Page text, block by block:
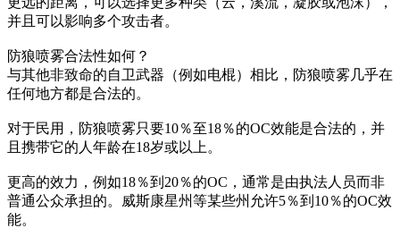
并且可以影响多个攻击者。
防狼喷雾合法性如何？
与其他非致命的自卫武器（例如电棍）相比，防狼喷雾几乎在
任何地方都是合法的。
对于民用，防狼喷雾只要10％至18％的OC效能是合法的，并
且携带它的人年龄在18岁或以上。
更高的效力，例如18％到20％的OC，通常是由执法人员而非
普通公众承担的。威斯康星州等某些州允许5％到10％的OC效
能。